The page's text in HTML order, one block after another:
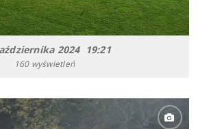
2024 19:21
160 wyświetleń